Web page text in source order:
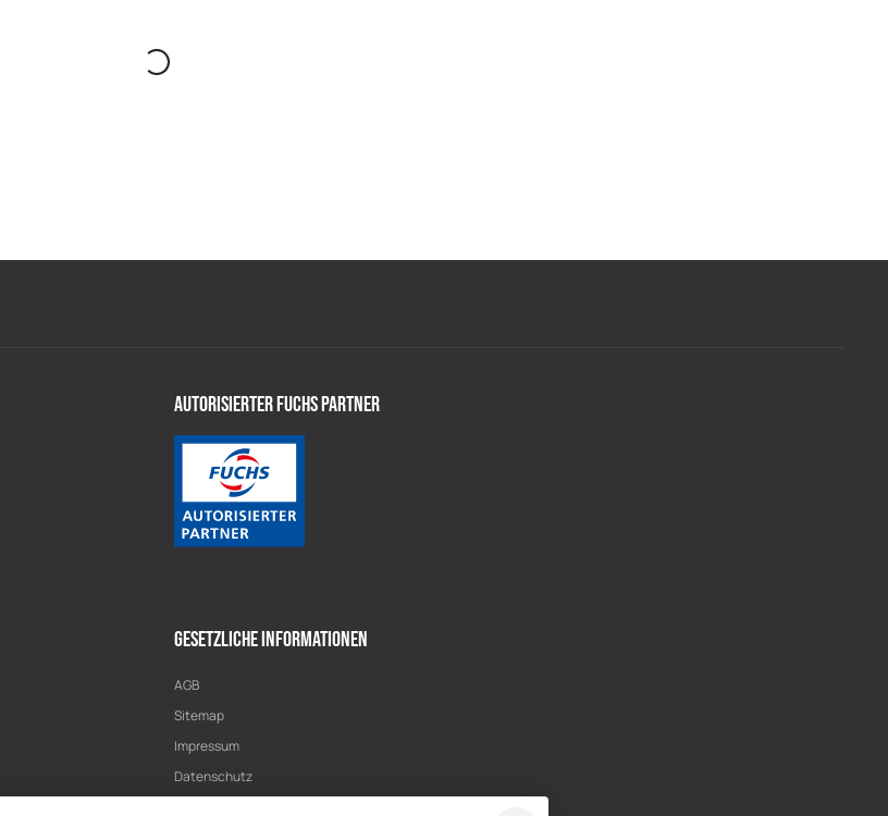
Autorisierter Fuchs Partner
Gesetzliche Informationen
AGB
Sitemap
Impressum
Datenschutz